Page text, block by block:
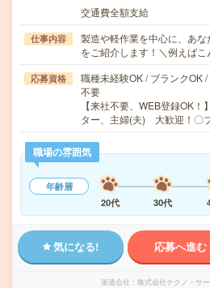
交通費全額支給
仕事内容
製造や軽作業を中心に、あ
をご紹介します！＼例えば
応募資格
職種未経験OK / ブランクOK
不要
【来社不要、WEB登録OK
ター、主婦(夫) 大歓迎！〇
職場の雰囲気
年齢層
20代
30代
気になる! 応募へ進む
派遣会社 株式会社テクノ・サ